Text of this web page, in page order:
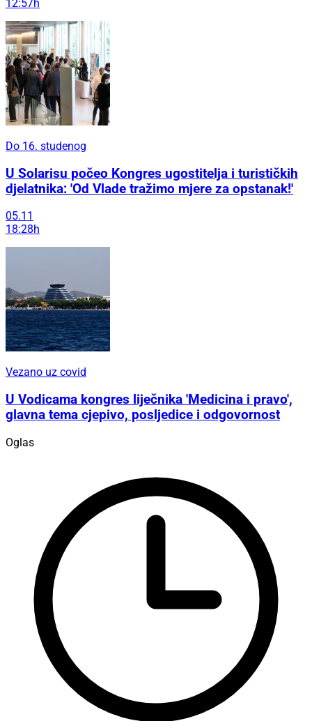
12:57h
Do 16. studenog
U Solarisu počeo Kongres ugostitelja i turističkih
djelatnika: 'Od Vlade tražimo mjere za opstanak!'
05.11
18:28h
Vezano uz covid
U Vodicama kongres liječnika 'Medicina i pravo',
glavna tema cjepivo, posljedice i odgovornost
Oglas